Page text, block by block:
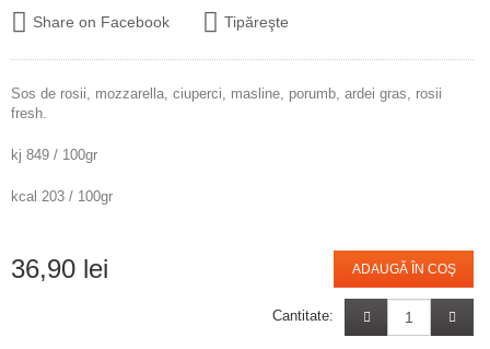
Share on Facebook Tipăreşte
Sos de rosii, mozzarella, ciuperci, masline, porumb, ardei gras, rosii
fresh.
kj 849 / 100gr
kcal 203 / 100gr
36,90 lei ADAUGĂ ÎN COŞ
Cantitate: